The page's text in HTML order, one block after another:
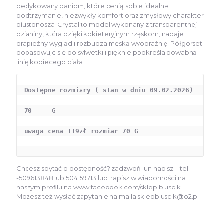
dedykowany paniom, które cenią sobie idealne
podtrzymanie, niezwykły komfort oraz zmysłowy charakter
biustonosza. Crystal to model wykonany z transparentnej
dzianiny, która dzięki kokieteryjnym rzęskom, nadaje
drapieżny wygląd i rozbudza męską wyobraźnię. Półgorset
dopasowuje się do sylwetki i pięknie podkreśla powabną
linię kobiecego ciała.
Dostępne rozmiary ( stan w dniu 09.02.2026)
70     G
uwaga cena 119zł rozmiar 70 G
Chcesz spytać o dostępność? zadzwoń lun napisz – tel
-509613848 lub 504159713 lub napisz w wiadomości na
naszym profilu na www.facebook.com/sklep.biuscik
Możesz też wysłać zapytanie na maila sklepbiuscik@o2.pl